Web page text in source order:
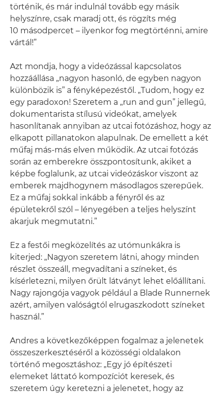
történik, és már indulnál tovább egy másik
helyszínre, csak maradj ott, és rögzíts még
10 másodpercet – ilyenkor fog megtörténni, amire
vártál!”
Azt mondja, hogy a videózással kapcsolatos
hozzáállása „nagyon hasonló, de egyben nagyon
különbözik is” a fényképezéstől. „Tudom, hogy ez
egy paradoxon! Szeretem a „run and gun” jellegű,
dokumentarista stílusú videókat, amelyek
hasonlítanak annyiban az utcai fotózáshoz, hogy az
elkapott pillanatokon alapulnak. De emellett a két
műfaj más-más elven működik. Az utcai fotózás
során az emberekre összpontosítunk, akiket a
képbe foglalunk, az utcai videózáskor viszont az
emberek majdhogynem másodlagos szerepűek.
Ez a műfaj sokkal inkább a fényről és az
épületekről szól – lényegében a teljes helyszínt
akarjuk megmutatni.”
Ez a festői megközelítés az utómunkákra is
kiterjed: „Nagyon szeretem látni, ahogy minden
részlet összeáll, megvadítani a színeket, és
kísérletezni, milyen őrült látványt lehet előállítani.
Nagy rajongója vagyok például a Blade Runnernek
azért, amilyen valóságtól elrugaszkodott színeket
használ.”
Andres a következőképpen fogalmaz a jelenetek
összeszerkesztéséről a közösségi oldalakon
történő megosztáshoz: „Egy jó építészeti
elemeket láttató kompozíciót keresek, és
szeretem úgy keretezni a jelenetet, hogy az